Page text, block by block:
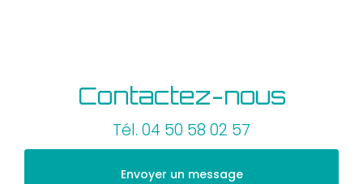
Contactez-nous
Tél. 04 50 58 02 57
Envoyer un message